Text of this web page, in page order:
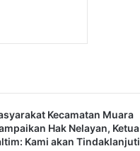
Kecamatan Muara
Hak Nelayan, Ketua
Kami akan Tindaklanjuti